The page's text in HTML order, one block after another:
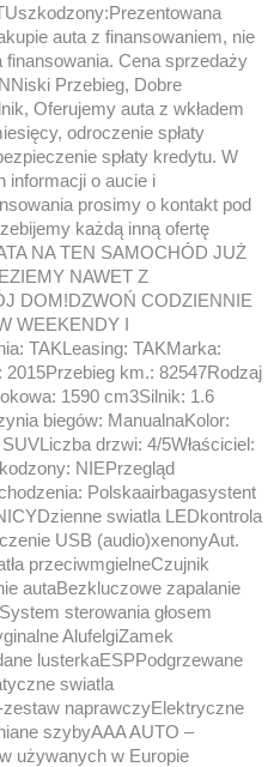
auta z finansowaniem, nie
Cena sprzedaży
Przebieg, Dobre
Oferujemy auta z wkładem
odroczenie spłaty
spłaty kredytu. W
informacji o aucie i
prosimy o kontakt pod
każdą inną ofertę
NA TEN SAMOCHÓD JUŻ
NAWET Z
DOM!DZWOŃ CODZIENNIE
WEEKENDY I
TAKLeasing: TAKMarka:
km.: 82547Rodzaj
1590 cm3Silnik: 1.6
biegów: ManualnaKolor:
drzwi: 4/5Właściciel:
NIEPrzegląd
Polskaairbagasystent
swiatla LEDkontrola
USB (audio)xenonyAut.
przeciwmgielneCzujnik
autaBezkluczowe zapalanie
sterowania głosem
AlufelgiZamek
lusterkaESPPodgrzewane
swiatla
naprawczyElektryczne
szybyAAA AUTO –
używanych w Europie